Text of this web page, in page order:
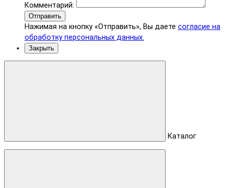
Комментарий:
Отправить
Нажимая на кнопку «Отправить», Вы даете согласие на
обработку персональных данных.
Закрыть
Каталог